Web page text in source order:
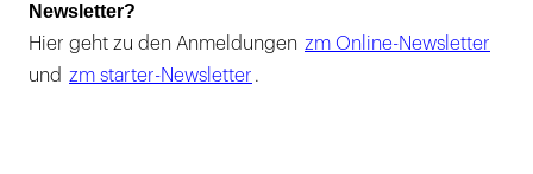
Newsletter?
Hier geht zu den Anmeldungen zm Online-Newsletter
und zm starter-Newsletter .